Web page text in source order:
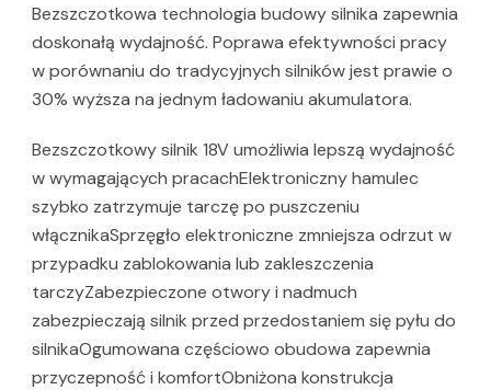
Bezszczotkowa technologia budowy silnika zapewnia
doskonałą wydajność. Poprawa efektywności pracy
w porównaniu do tradycyjnych silników jest prawie o
30% wyższa na jednym ładowaniu akumulatora.
Bezszczotkowy silnik 18V umożliwia lepszą wydajność
w wymagających pracachElektroniczny hamulec
szybko zatrzymuje tarczę po puszczeniu
włącznikaSprzęgło elektroniczne zmniejsza odrzut w
przypadku zablokowania lub zakleszczenia
tarczyZabezpieczone otwory i nadmuch
zabezpieczają silnik przed przedostaniem się pyłu do
silnikaOgumowana częściowo obudowa zapewnia
przyczepność i komfortObniżona konstrukcja